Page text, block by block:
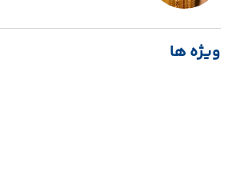
ویژه ها